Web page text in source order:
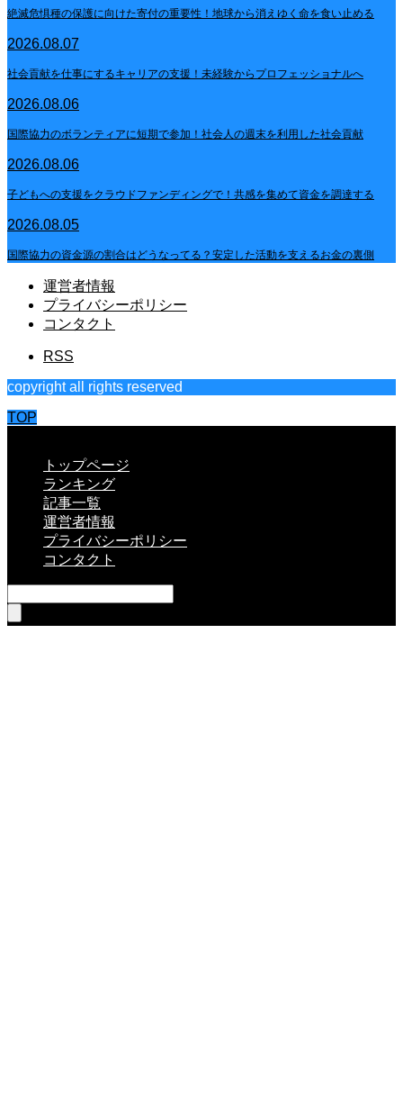
絶滅危惧種の保護に向けた寄付の重要性！地球から消えゆく命を食い止める
2026.08.07
社会貢献を仕事にするキャリアの支援！未経験からプロフェッショナルへ
2026.08.06
国際協力のボランティアに短期で参加！社会人の週末を利用した社会貢献
2026.08.06
子どもへの支援をクラウドファンディングで！共感を集めて資金を調達する
2026.08.05
国際協力の資金源の割合はどうなってる？安定した活動を支えるお金の裏側
運営者情報
プライバシーポリシー
コンタクト
RSS
copyright all rights reserved
TOP
トップページ
ランキング
記事一覧
運営者情報
プライバシーポリシー
コンタクト